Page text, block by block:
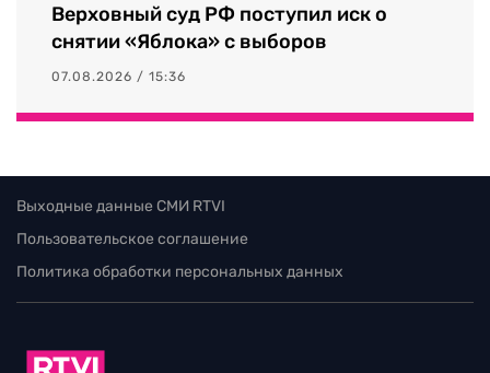
Верховный суд РФ поступил иск о
снятии «Яблока» с выборов
07.08.2026 / 15:36
Выходные данные СМИ RTVI
Пользовательское соглашение
Политика обработки персональных данных